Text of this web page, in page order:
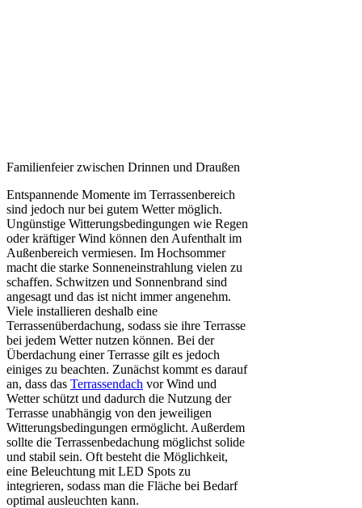
Familienfeier zwischen Drinnen und Draußen
Entspannende Momente im Terrassenbereich
sind jedoch nur bei gutem Wetter möglich.
Ungünstige Witterungsbedingungen wie Regen
oder kräftiger Wind können den Aufenthalt im
Außenbereich vermiesen. Im Hochsommer
macht die starke Sonneneinstrahlung vielen zu
schaffen. Schwitzen und Sonnenbrand sind
angesagt und das ist nicht immer angenehm.
Viele installieren deshalb eine
Terrassenüberdachung, sodass sie ihre Terrasse
bei jedem Wetter nutzen können. Bei der
Überdachung einer Terrasse gilt es jedoch
einiges zu beachten. Zunächst kommt es darauf
an, dass das Terrassendach vor Wind und
Wetter schützt und dadurch die Nutzung der
Terrasse unabhängig von den jeweiligen
Witterungsbedingungen ermöglicht. Außerdem
sollte die Terrassenbedachung möglichst solide
und stabil sein. Oft besteht die Möglichkeit,
eine Beleuchtung mit LED Spots zu
integrieren, sodass man die Fläche bei Bedarf
optimal ausleuchten kann.